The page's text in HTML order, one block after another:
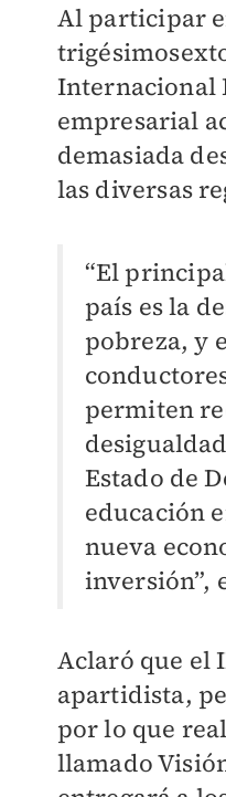
Al participar
Internacional
empresarial
demasiada
las diversas
“El
país es la
pobreza, y
permiten
Estado de
educación
nueva
inversión”,
Aclaró que el
apartidista,
por lo que
llamado